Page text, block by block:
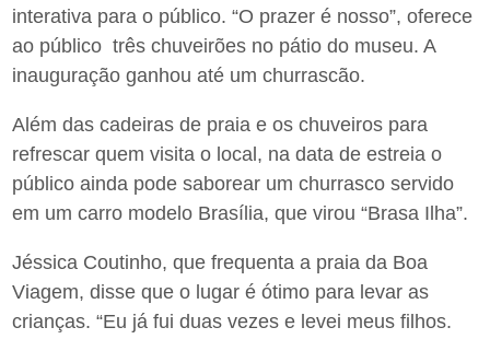
interativa para o público. “O prazer é nosso”, oferece
ao público três chuveirões no pátio do museu. A
inauguração ganhou até um churrascão.
Além das cadeiras de praia e os chuveiros para
refrescar quem visita o local, na data de estreia o
público ainda pode saborear um churrasco servido
em um carro modelo Brasília, que virou “Brasa Ilha”.
Jéssica Coutinho, que frequenta a praia da Boa
Viagem, disse que o lugar é ótimo para levar as
crianças. “Eu já fui duas vezes e levei meus filhos.